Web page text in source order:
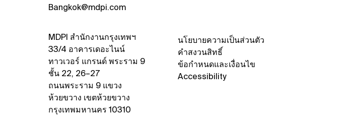
Bangkok@mdpi.com
MDPI สำนักงานกรุงเทพฯ
33/4 อาคารเดอะไนน์
ทาวเวอร์ แกรนด์ พระราม 9
ชั้น 22, 26–27
ถนนพระราม 9 แขวง
ห้วยขวาง เขตห้วยขวาง
กรุงเทพมหานคร 10310
นโยบายความเป็นส่วนตัว
คำสงวนสิทธิ์
ข้อกำหนดและเงื่อนไข
Accessibility